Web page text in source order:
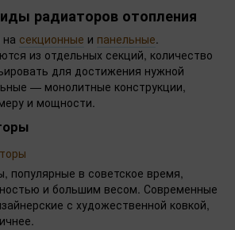
радиаторов отопления
секционные и панельные.
из отдельных секций, количество
для достижения нужной
— монолитные конструкции,
и мощности.
популярные в советское время,
и большим весом. Современные
с художественной ковкой,